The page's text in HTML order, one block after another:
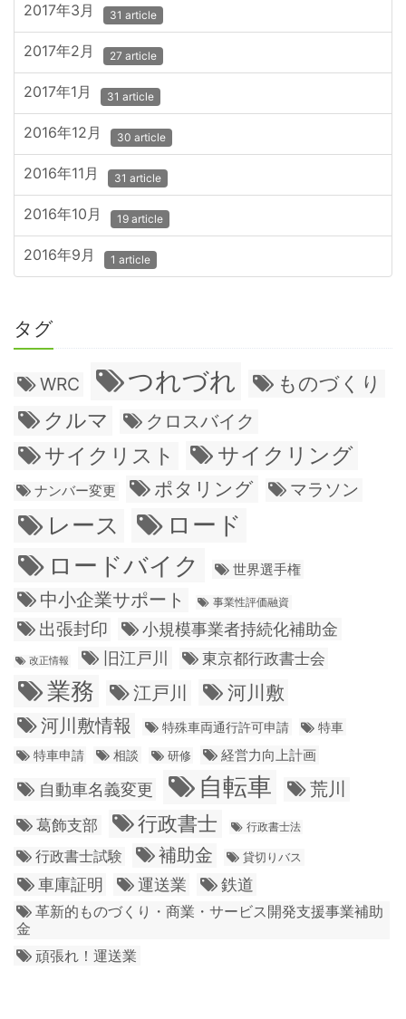
2017年3月 31 article
2017年2月 27 article
2017年1月 31 article
2016年12月 30 article
2016年11月 31 article
2016年10月 19 article
2016年9月 1 article
タグ
WRC つれづれ ものづくり
クルマ クロスバイク
サイクリスト サイクリング
ナンバー変更 ポタリング マラソン
レース
ロード
ロードバイク
世界選手権
中小企業サポート 事業性評価融資
出張封印 小規模事業者持続化補助金
改正情報 旧江戸川 東京都行政書士会
業務 江戸川
河川敷
河川敷情報
特殊車両通行許可申請
特車
特車申請
相談 研修 経営力向上計画
自動車名義変更 自転車 荒川
葛飾支部 行政書士 行政書士法
行政書士試験 補助金 貸切りバス
車庫証明 運送業 鉄道
革新的ものづくり・商業・サービス開発支援事業補助
金
頑張れ！運送業